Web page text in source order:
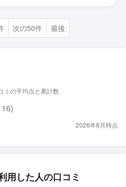
次の50件 最後
ミの平均点と累計数
2026年8月時点
用した人の口コミ